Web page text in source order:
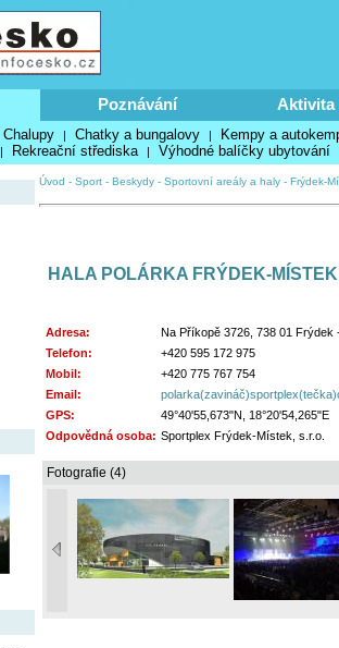
Poznávání Aktivita
Chalupy | Chatky a bungalovy | Kempy a
| Rekreační střediska | Výhodné balíčky ubytování
Úvod - Sport - Beskydy - Sportovní areály a haly - Frýdek-
HALA POLÁRKA FRÝDEK-MÍSTEK
Adresa:
Na Příkopě 3726, 738 01 Frýdek
Telefon:
+420 595 172 975
Mobil:
+420 775 767 754
Email:
GPS:
49°40'55,673"N, 18°20'54,265"E
Odpovědná osoba: Sportplex Frýdek-Místek, s.r.o.
Fotografie (4)